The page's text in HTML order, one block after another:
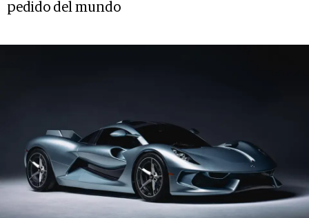
pedido del mundo